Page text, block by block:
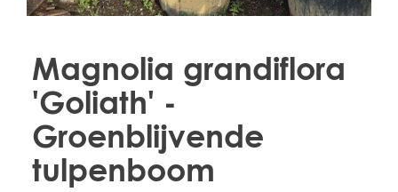
Magnolia grandiflora
'Goliath' -
Groenblijvende
tulpenboom